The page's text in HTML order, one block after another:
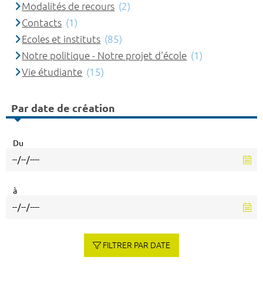
Modalités de recours (2)
Contacts (1)
Ecoles et instituts (85)
Notre politique - Notre projet d'école (1)
Vie étudiante (15)
Par date de création
Du
à
FILTRER PAR DATE